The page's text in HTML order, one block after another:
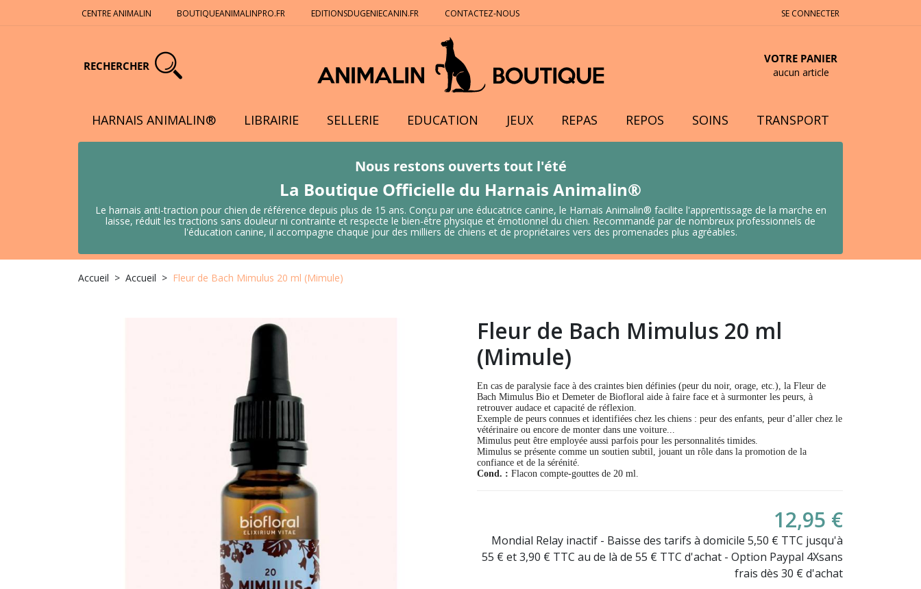
CENTRE ANIMALIN BOUTIQUEANIMALINPRO.FR EDITIONSDUGENIECANIN.FR CONTACTEZ-NOUS SE CONNECTER
RECHERCHER
VOTRE PANIER
aucun article
HARNAIS ANIMALIN® LIBRAIRIE SELLERIE EDUCATION JEUX REPAS REPOS SOINS TRANSPORT
Nous restons ouverts tout l'été
La Boutique Officielle du Harnais Animalin®
Le harnais anti-traction pour chien de référence depuis plus de 15 ans. Conçu par une éducatrice canine, le Harnais Animalin® facilite l'apprentissage de la marche en
laisse, réduit les tractions sans douleur ni contrainte et respecte le bien-être physique et émotionnel du chien. Recommandé par de nombreux professionnels de
l'éducation canine, il accompagne chaque jour des milliers de chiens et de propriétaires vers des promenades plus agréables.
Accueil Accueil Fleur de Bach Mimulus 20 ml (Mimule)
Fleur de Bach Mimulus 20 ml
(Mimule)
En cas de paralysie face à des craintes bien définies (peur du noir, orage, etc.), la Fleur de
Bach Mimulus Bio et Demeter de Biofloral aide à faire face et à surmonter les peurs, à
retrouver audace et capacité de réflexion.
Exemple de peurs connues et identifiées chez les chiens : peur des enfants, peur d’aller chez le
vétérinaire ou encore de monter dans une voiture...
Mimulus peut être employée aussi parfois pour les personnalités timides.
Mimulus se présente comme un soutien subtil, jouant un rôle dans la promotion de la
confiance et de la sérénité.
Cond. : Flacon compte-gouttes de 20 ml.
12,95 €
Mondial Relay inactif - Baisse des tarifs à domicile 5,50 € TTC jusqu'à
55 € et 3,90 € TTC au de là de 55 € TTC d'achat - Option Paypal 4Xsans
frais dès 30 € d'achat